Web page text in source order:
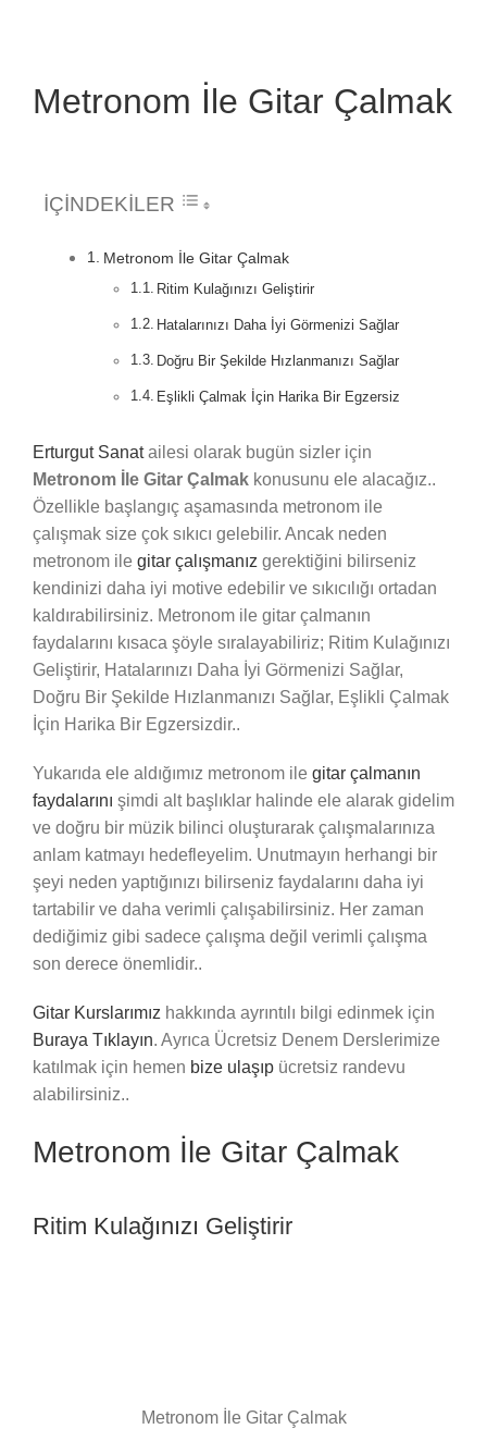
Metronom İle Gitar Çalmak
İÇİNDEKİLER
Metronom İle Gitar Çalmak
Ritim Kulağınızı Geliştirir
Hatalarınızı Daha İyi Görmenizi Sağlar
Doğru Bir Şekilde Hızlanmanızı Sağlar
Eşlikli Çalmak İçin Harika Bir Egzersiz
Erturgut Sanatailesi olarak bugün sizler için
Metronom İle Gitar Çalmakkonusunu ele alacağız..
Özellikle başlangıç aşamasında metronom ile
çalışmak size çok sıkıcı gelebilir. Ancak neden
metronom ile gitar çalışmanız gerektiğini bilirseniz
kendinizi daha iyi motive edebilir ve sıkıcılığı ortadan
kaldırabilirsiniz. Metronom ile gitar çalmanın
faydalarını kısaca şöyle sıralayabiliriz; Ritim Kulağınızı
Geliştirir, Hatalarınızı Daha İyi Görmenizi Sağlar,
Doğru Bir Şekilde Hızlanmanızı Sağlar, Eşlikli Çalmak
İçin Harika Bir Egzersizdir..
Yukarıda ele aldığımız metronom ile gitar çalmanın
faydalarını şimdi alt başlıklar halinde ele alarak gidelim
ve doğru bir müzik bilinci oluşturarak çalışmalarınıza
anlam katmayı hedefleyelim. Unutmayın herhangi bir
şeyi neden yaptığınızı bilirseniz faydalarını daha iyi
tartabilir ve daha verimli çalışabilirsiniz. Her zaman
dediğimiz gibi sadece çalışma değil verimli çalışma
son derece önemlidir..
Gitar Kurslarımız hakkında ayrıntılı bilgi edinmek için
Buraya Tıklayın. Ayrıca Ücretsiz Denem Derslerimize
katılmak için hemen bize ulaşıpücretsiz randevu
alabilirsiniz..
Metronom İle Gitar Çalmak
Ritim Kulağınızı Geliştirir
Metronom İle Gitar Çalmak